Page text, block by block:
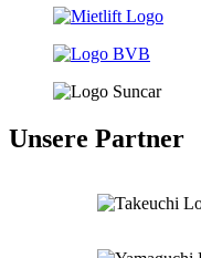
Unsere Partner